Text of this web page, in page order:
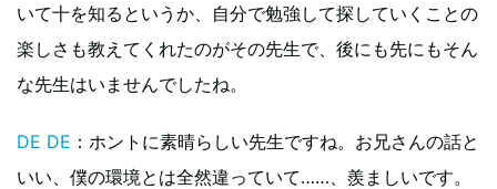
いて十を知るというか、自分で勉強して探していくことの
楽しさも教えてくれたのがその先生で、後にも先にもそん
な先生はいませんでしたね。
DE DE ：ホントに素晴らしい先生ですね。お兄さんの話と
いい、僕の環境とは全然違っていて……、羨ましいです。